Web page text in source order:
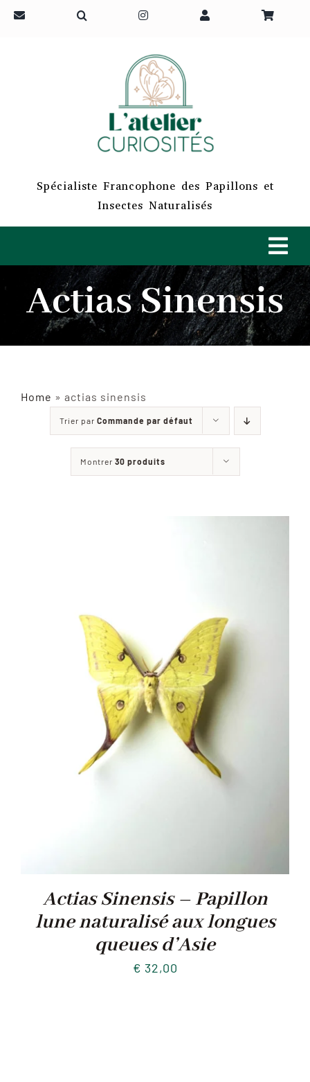
Passer
Spécialiste Francophone des Papillons et
Insectes Naturalisés
ACCUEIL
INSECTES NATURALISÉS
MATÉRIELS
Actias Sinensis
Home » actias sinensis
Trier par Commande par défaut
Montrer 30 produits
Actias Sinensis – Papillon
lune naturalisé aux longues
queues d’Asie
€ 32,00